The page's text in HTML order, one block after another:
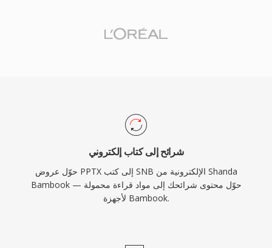
شرائح إلى كتاب إلكتروني
حوّل عروض PPTX إلى كتب SNB الإلكترونية من Shanda
Bambook — حوّل محتوى شرائحك إلى مواد قراءة محمولة
لأجهزة Bambook.